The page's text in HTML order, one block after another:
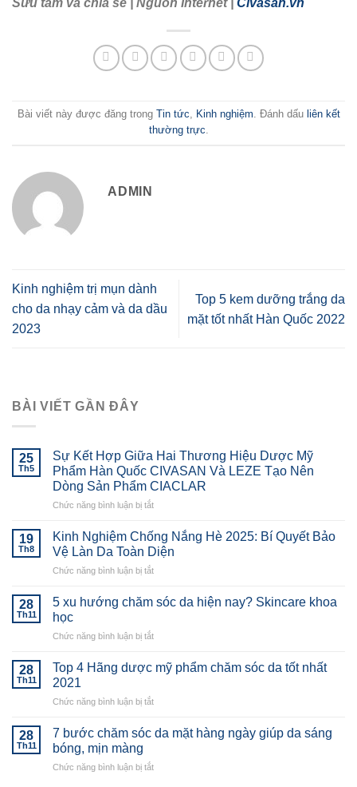
Bài viết này được đăng trong Tin tức, Kinh nghiệm. Đánh dấu liên kết
thường trực.
ADMIN
Kinh nghiệm trị mụn dành
cho da nhạy cảm và da dầu
2023
Top 5 kem dưỡng trắng da
mặt tốt nhất Hàn Quốc 2022
BÀI VIẾT GẦN ĐÂY
25
Th5
Sự Kết Hợp Giữa Hai Thương Hiệu Dược Mỹ
Phẩm Hàn Quốc CIVASAN Và LEZE Tạo Nên
Dòng Sản Phẩm CIACLAR
Chức năng bình luận bị tắtở
Kết
Hợp
Giữa
Hai
Hiệu
Phẩm
Quốc
LEZE
Nên
19
Th8
Kinh Nghiệm Chống Nắng Hè 2025: Bí Quyết Bảo
Vệ Làn Da Toàn Diện
Chức năng bình luận bị tắtở
Nghiệm
Hè
Bí
Vệ
Da
28
Th11
5 xu hướng chăm sóc da hiện nay? Skincare khoa
học
Chức năng bình luận bị tắtở
hướng
sóc
hiện
khoa
28
Th11
Top 4 Hãng dược mỹ phẩm chăm sóc da tốt nhất
2021
Chức năng bình luận bị tắtở
mỹ
28
Th11
7 bước chăm sóc da mặt hàng ngày giúp da sáng
bóng, mịn màng
Chức năng bình luận bị tắtở